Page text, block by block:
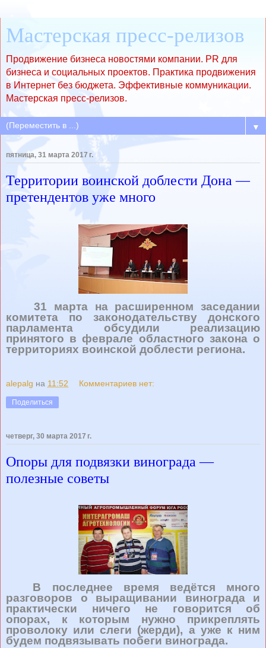
Мастерская пресс-релизов
Продвижение бизнеса новостями компании. PR для
бизнеса и социальных проектов. Практика продвижения
в Интернет без бюджета. Эффективные коммуникации.
Мастерская пресс-релизов.
▼
пятница, 31 марта 2017 г.
Территории воинской доблести Дона —
претендентов уже много
31 марта на расширенном заседании
комитета по законодательству донского
парламента обсудили реализацию
принятого в феврале областного закона о
территориях воинской доблести региона.
alepalg на 11:52 Комментариев нет:
Поделиться
четверг, 30 марта 2017 г.
Опоры для подвязки винограда —
полезные советы
В последнее время ведётся много
разговоров о выращивании винограда и
практически ничего не говорится об
опорах, к которым нужно прикреплять
проволоку или слеги (жерди), а уже к ним
будем подвязывать побеги винограда.